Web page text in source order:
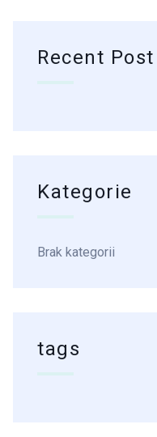
Recent Post
Kategorie
Brak kategorii
tags